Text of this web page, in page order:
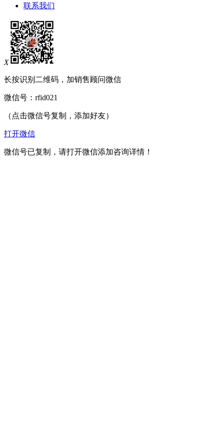
联系我们
X
长按识别二维码，加销售顾问微信
微信号： rfid021
（点击微信号复制，添加好友）
打开微信
微信号已复制，请打开微信添加咨询详情！